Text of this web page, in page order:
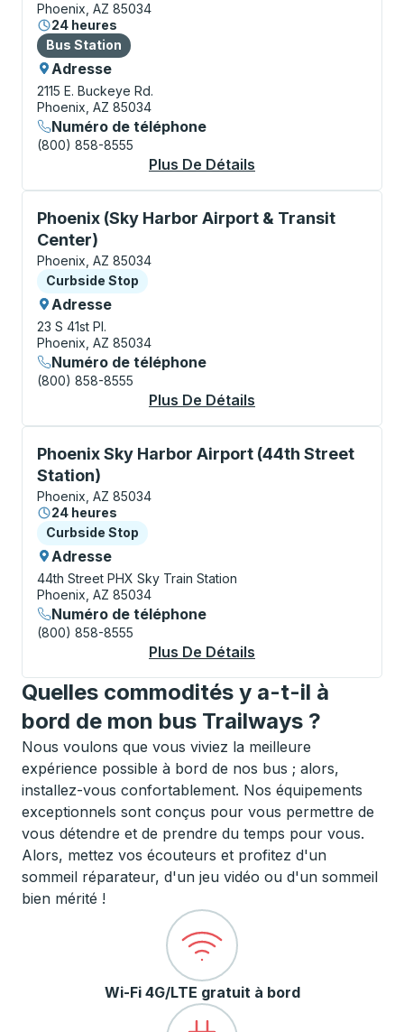
Phoenix, AZ 85034
24 heures
Bus Station
Bus Station
Adresse
2115 E. Buckeye Rd.
Phoenix, AZ 85034
Numéro de téléphone
(800) 858-8555
Plus De Détails
Phoenix (Sky Harbor Airport & Transit
Center)
Curbside Stop, utilisez les touches fléchées ou la
Phoenix, AZ 85034
Curbside Stop
Curbside Stop
Adresse
23 S 41st Pl.
Phoenix, AZ 85034
Numéro de téléphone
(800) 858-8555
Plus De Détails
Phoenix Sky Harbor Airport (44th Street
Station)
Curbside Stop, utilisez les touches fléchées ou la
Phoenix, AZ 85034
24 heures
Curbside Stop
Curbside Stop
Adresse
44th Street PHX Sky Train Station
Phoenix, AZ 85034
Numéro de téléphone
(800) 858-8555
Plus De Détails
Quelles commodités y a-t-il à
bord de mon bus Trailways ?
Nous voulons que vous viviez la meilleure
expérience possible à bord de nos bus ; alors,
installez-vous confortablement. Nos équipements
exceptionnels sont conçus pour vous permettre de
vous détendre et de prendre du temps pour vous.
Alors, mettez vos écouteurs et profitez d'un
sommeil réparateur, d'un jeu vidéo ou d'un sommeil
bien mérité !
Wi-Fi 4G/LTE gratuit à bord